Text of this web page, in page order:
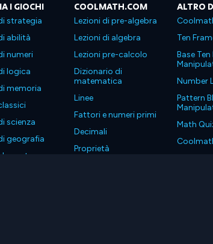
I GIOCHI
strategia
abilità
numeri
logica
memoria
scienza
geografia
nostre app
COOLMATH.COM
Lezioni di pre-algebra
Lezioni di algebra
Lezioni pre-calcolo
Dizionario di
matematica
Linee
Fattori e numeri primi
Decimali
Proprietà
ALTRO
Ten
Base
Number
Pattern
Math